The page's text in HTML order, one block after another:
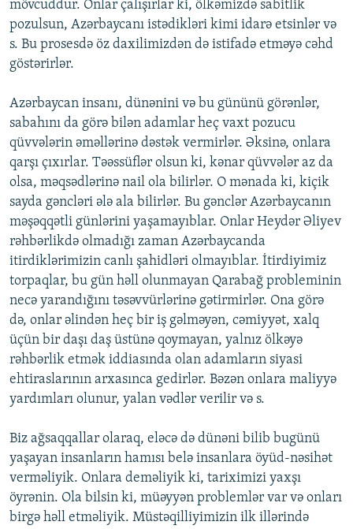
mövcuddur. Onlar çalışırlar ki, ölkəmizdə sabitlik
pozulsun, Azərbaycanı istədikləri kimi idarə etsinlər və
s. Bu prosesdə öz daxilimizdən də istifadə etməyə cəhd
göstərirlər.
Azərbaycan insanı, dünənini və bu gününü görənlər,
sabahını da görə bilən adamlar heç vaxt pozucu
qüvvələrin əməllərinə dəstək vermirlər. Əksinə, onlara
qarşı çıxırlar. Təəssüflər olsun ki, kənar qüvvələr az da
olsa, məqsədlərinə nail ola bilirlər. O mənada ki, kiçik
sayda gəncləri ələ ala bilirlər. Bu gənclər Azərbaycanın
məşəqqətli günlərini yaşamayıblar. Onlar Heydər Əliyev
rəhbərlikdə olmadığı zaman Azərbaycanda
itirdiklərimizin canlı şahidləri olmayıblar. İtirdiyimiz
torpaqlar, bu gün həll olunmayan Qarabağ probleminin
necə yarandığını təsəvvürlərinə gətirmirlər. Ona görə
də, onlar əlindən heç bir iş gəlməyən, cəmiyyət, xalq
üçün bir daşı daş üstünə qoymayan, yalnız ölkəyə
rəhbərlik etmək iddiasında olan adamların siyasi
ehtiraslarının arxasınca gedirlər. Bəzən onlara maliyyə
yardımları olunur, yalan vədlər verilir və s.
Biz ağsaqqallar olaraq, eləcə də dünəni bilib bugünü
yaşayan insanların hamısı belə insanlara öyüd-nəsihət
verməliyik. Onlara deməliyik ki, tariximizi yaxşı
öyrənin. Ola bilsin ki, müəyyən problemlər var və onları
birgə həll etməliyik. Müstəqilliyimizin ilk illərində